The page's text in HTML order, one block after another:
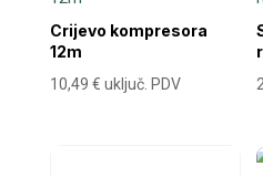
Crijevo kompresora
12m
10,49 € uključ. PDV